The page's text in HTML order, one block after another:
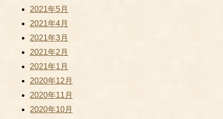
2021年5月
2021年4月
2021年3月
2021年2月
2021年1月
2020年12月
2020年11月
2020年10月